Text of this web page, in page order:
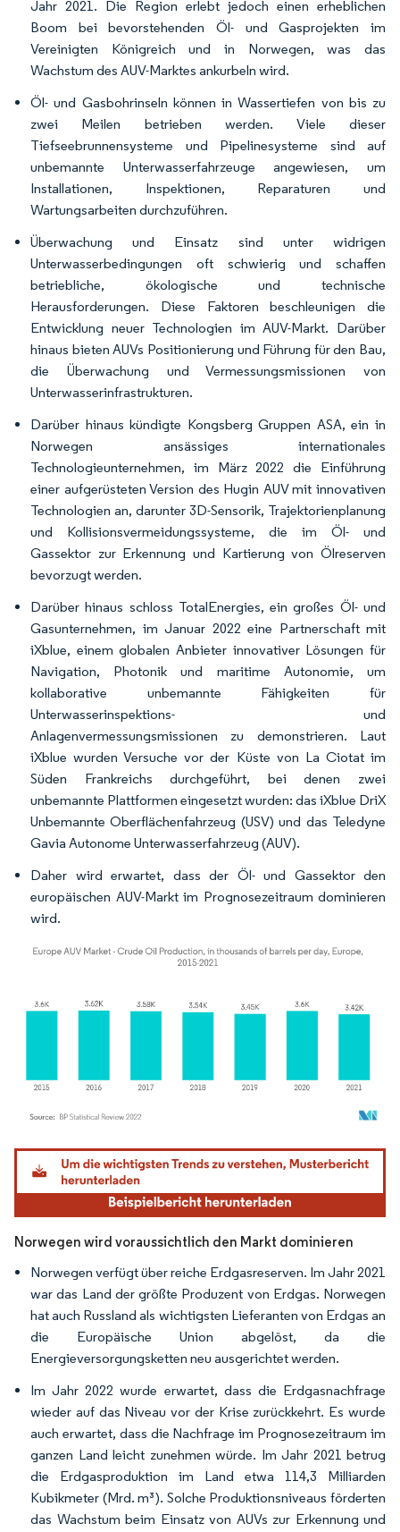
Jahr 2021. Die Region erlebt jedoch einen erheblichen
Boom bei bevorstehenden Öl- und Gasprojekten im
Vereinigten Königreich und in Norwegen, was das
Wachstum des AUV-Marktes ankurbeln wird.
Öl- und Gasbohrinseln können in Wassertiefen von bis zu
zwei Meilen betrieben werden. Viele dieser
Tiefseebrunnensysteme und Pipelinesysteme sind auf
unbemannte Unterwasserfahrzeuge angewiesen, um
Installationen, Inspektionen, Reparaturen und
Wartungsarbeiten durchzuführen.
Überwachung und Einsatz sind unter widrigen
Unterwasserbedingungen oft schwierig und schaffen
betriebliche, ökologische und technische
Herausforderungen. Diese Faktoren beschleunigen die
Entwicklung neuer Technologien im AUV-Markt. Darüber
hinaus bieten AUVs Positionierung und Führung für den Bau,
die Überwachung und Vermessungsmissionen von
Unterwasserinfrastrukturen.
Darüber hinaus kündigte Kongsberg Gruppen ASA, ein in
Norwegen ansässiges internationales
Technologieunternehmen, im März 2022 die Einführung
einer aufgerüsteten Version des Hugin AUV mit innovativen
Technologien an, darunter 3D-Sensorik, Trajektorienplanung
und Kollisionsvermeidungssysteme, die im Öl- und
Gassektor zur Erkennung und Kartierung von Ölreserven
bevorzugt werden.
Darüber hinaus schloss TotalEnergies, ein großes Öl- und
Gasunternehmen, im Januar 2022 eine Partnerschaft mit
iXblue, einem globalen Anbieter innovativer Lösungen für
Navigation, Photonik und maritime Autonomie, um
kollaborative unbemannte Fähigkeiten für
Unterwasserinspektions- und
Anlagenvermessungsmissionen zu demonstrieren. Laut
iXblue wurden Versuche vor der Küste von La Ciotat im
Süden Frankreichs durchgeführt, bei denen zwei
unbemannte Plattformen eingesetzt wurden: das iXblue DriX
Unbemannte Oberflächenfahrzeug (USV) und das Teledyne
Gavia Autonome Unterwasserfahrzeug (AUV).
Daher wird erwartet, dass der Öl- und Gassektor den
europäischen AUV-Markt im Prognosezeitraum dominieren
wird.
Bild © Mordor Intelligence. Wiederverwendung erfordert Namensnennung gemäß
Norwegen wird voraussichtlich den Markt dominieren
Norwegen verfügt über reiche Erdgasreserven. Im Jahr 2021
war das Land der größte Produzent von Erdgas. Norwegen
hat auch Russland als wichtigsten Lieferanten von Erdgas an
die Europäische Union abgelöst, da die
Energieversorgungsketten neu ausgerichtet werden.
Im Jahr 2022 wurde erwartet, dass die Erdgasnachfrage
wieder auf das Niveau vor der Krise zurückkehrt. Es wurde
auch erwartet, dass die Nachfrage im Prognosezeitraum im
ganzen Land leicht zunehmen würde. Im Jahr 2021 betrug
die Erdgasproduktion im Land etwa 114,3 Milliarden
Kubikmeter (Mrd. m³). Solche Produktionsniveaus förderten
das Wachstum beim Einsatz von AUVs zur Erkennung und